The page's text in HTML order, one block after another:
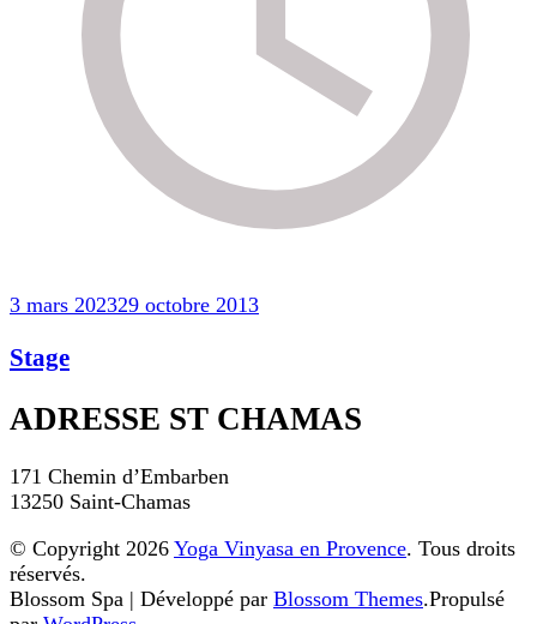
3 mars 202329 octobre 2013
Stage
ADRESSE ST CHAMAS
171 Chemin d’Embarben
13250 Saint-Chamas
© Copyright 2026 Yoga Vinyasa en Provence. Tous droits
réservés.
Blossom Spa | Développé par Blossom Themes.Propulsé